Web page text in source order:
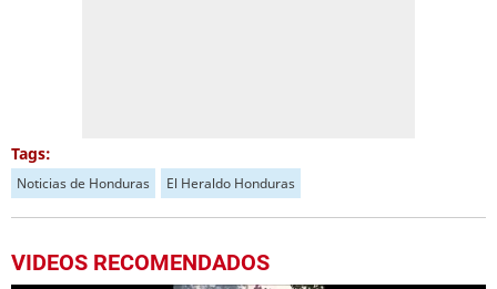
Tags:
Noticias de Honduras El Heraldo Honduras
VIDEOS RECOMENDADOS